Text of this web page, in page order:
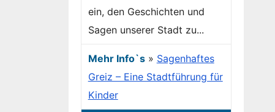
ein, den Geschichten und
Sagen unserer Stadt zu...
Mehr Info`s» Sagenhaftes
Greiz – Eine Stadtführung für
Kinder